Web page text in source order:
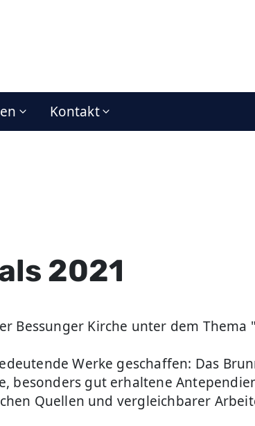
Kontakt
2021
Bessunger Kirche unter dem Thema
Werke geschaffen: Das
besonders gut erhaltene
Quellen und vergleichbarer